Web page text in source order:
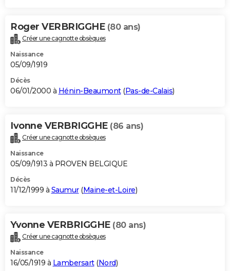
Roger VERBRIGGHE (80 ans)
Créer une cagnotte obsèques
Naissance
05/09/1919
Décès
06/01/2000 à Hénin-Beaumont(Pas-de-Calais)
Ivonne VERBRIGGHE (86 ans)
Créer une cagnotte obsèques
Naissance
05/09/1913 à PROVEN BELGIQUE
Décès
11/12/1999 à Saumur(Maine-et-Loire)
Yvonne VERBRIGGHE (80 ans)
Créer une cagnotte obsèques
Naissance
16/05/1919 à Lambersart(Nord)